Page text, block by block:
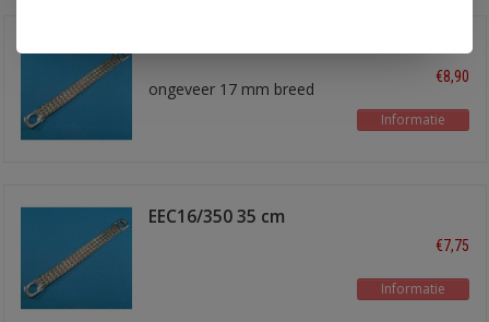
ongeveer 17 mm breed
€8,90
Informatie
EEC16/350 35 cm
€7,75
Informatie